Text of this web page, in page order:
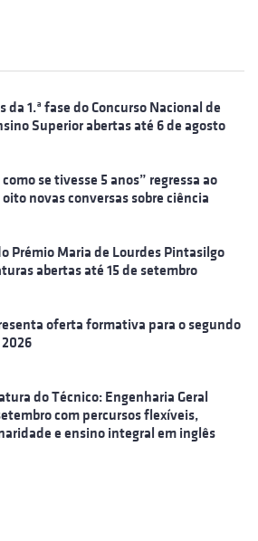
da 1.ª fase do Concurso Nacional de
Superior abertas até 6 de agosto
se tivesse 5 anos” regressa ao
novas conversas sobre ciência
Prémio Maria de Lourdes Pintasilgo
abertas até 15 de setembro
oferta formativa para o segundo
do Técnico: Engenharia Geral
com percursos flexíveis,
e ensino integral em inglês